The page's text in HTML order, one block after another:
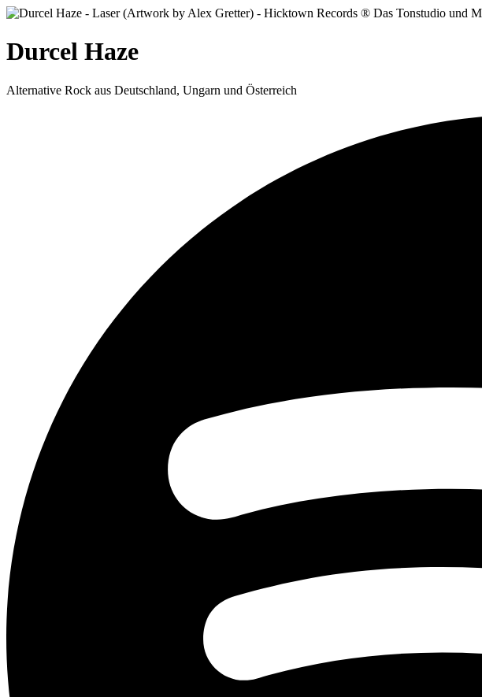
Durcel Haze
Alternative Rock aus Deutschland, Ungarn und Österreich